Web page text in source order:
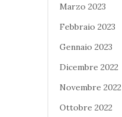
Marzo 2023
Febbraio 2023
Gennaio 2023
Dicembre 2022
Novembre 2022
Ottobre 2022